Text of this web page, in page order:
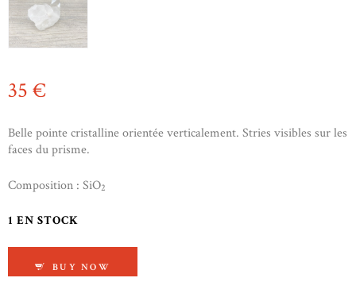
35 €
Belle pointe cristalline orientée verticalement. Stries visibles sur les
faces du prisme.
Composition : SiO2
1 EN STOCK
BUY NOW